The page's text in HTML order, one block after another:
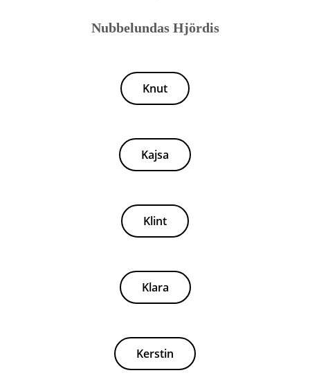
Nubbelundas Hjördis
Knut
Kajsa
Klint
Klara
Kerstin